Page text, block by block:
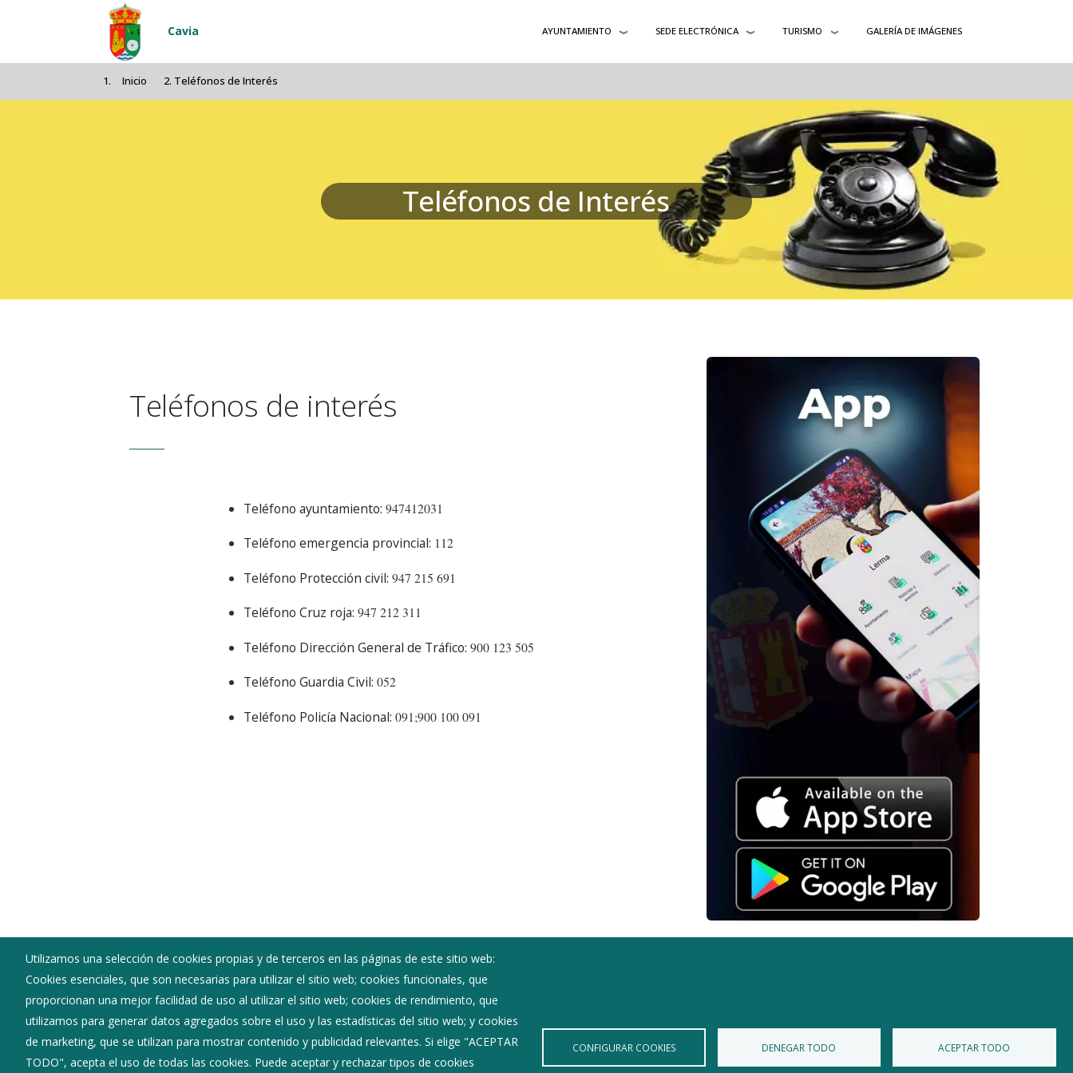
Pasar al contenido principal
Cavia AYUNTAMIENTO SEDE ELECTRÓNICA TURISMO GALERÍA DE IMÁGENES
Inicio Teléfonos de Interés
Teléfonos de Interés
Teléfonos de interés
Teléfono ayuntamiento: 947412031
Teléfono emergencia provincial: 112
Teléfono Protección civil: 947 215 691
Teléfono Cruz roja: 947 212 311
Teléfono Dirección General de Tráfico: 900 123 505
Teléfono Guardia Civil: 052
Teléfono Policía Nacional: 091;900 100 091
Utilizamos una selección de cookies propias y de terceros en las páginas de este sitio web:
Cookies esenciales, que son necesarias para utilizar el sitio web; cookies funcionales, que
proporcionan una mejor facilidad de uso al utilizar el sitio web; cookies de rendimiento, que
utilizamos para generar datos agregados sobre el uso y las estadísticas del sitio web; y cookies
de marketing, que se utilizan para mostrar contenido y publicidad relevantes. Si elige "ACEPTAR
TODO", acepta el uso de todas las cookies. Puede aceptar y rechazar tipos de cookies
CONFIGURAR COOKIES DENEGAR TODO ACEPTAR TODO
Ayuntamiento de Cavia
: Calle Arreadero 1 - 09239
: 947412031
: cavia@diputaciondeburgos.net
Corporación Municipal
Teléfonos de interés